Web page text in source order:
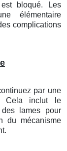
bloqué. Les
élémentaire
complications
par une
Cela inclut le
lames pour
du mécanisme